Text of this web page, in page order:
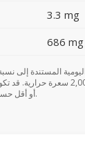
3.3 mg
686 mg
يحتوي على 2,000 سعرة
أو أقل حسب احتياجاتك السعرية.